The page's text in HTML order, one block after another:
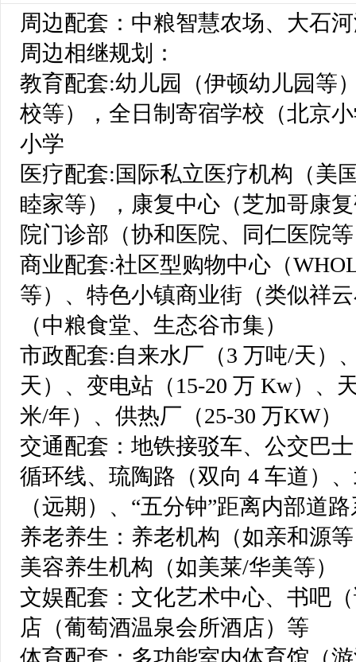
周边配套：中粮智慧农场、大石
周边相继规划：
教育配套:幼儿园（伊顿幼儿园等
校等），全日制寄宿学校（北京
小学
医疗配套:国际私立医疗机构（美
睦家等），康复中心（芝加哥康
院门诊部（协和医院、同仁医院
商业配套:社区型购物中心（
等）、特色小镇商业街（类似祥
（中粮食堂、生态谷市集）
市政配套:自来水厂（3 万吨/天）
天）、变电站（15-20 万 Kw）、
米/年）、供热厂（25-30 万KW）
交通配套：地铁接驳车、公交巴
循环线、琉陶路（双向 4 车道）
（远期）、“五分钟”距离内部道
养老养生：养老机构（如亲和源
美容养生机构（如美莱/华美等）
文娱配套：文化艺术中心、书吧
店（葡萄酒温泉会所酒店）等